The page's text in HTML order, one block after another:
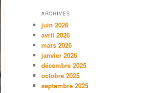
ARCHIVES
juin 2026
avril 2026
mars 2026
janvier 2026
décembre 2025
octobre 2025
septembre 2025